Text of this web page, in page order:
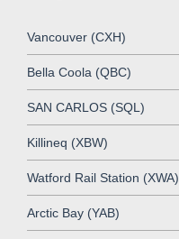
Vancouver (CXH)
Bella Coola (QBC)
SAN CARLOS (SQL)
Killineq (XBW)
Watford Rail Station (XWA)
Arctic Bay (YAB)